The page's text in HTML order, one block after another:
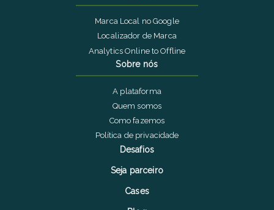
Marca Local no Google
Localizador de Marca
Analytics Online to Offline
Sobre nós
A plataforma
Quem somos
Como fazemos
Política de privacidade
Desafios
Seja parceiro
Cases